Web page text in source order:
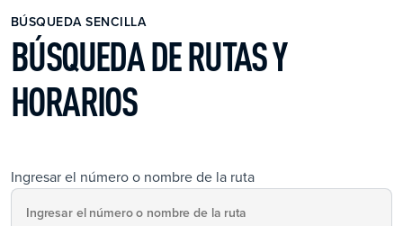
BÚSQUEDA SENCILLA
BÚSQUEDA DE RUTAS Y
HORARIOS
Ingresar el número o nombre de la ruta